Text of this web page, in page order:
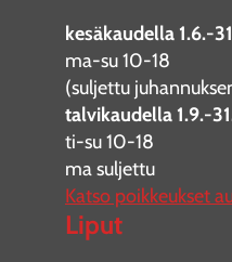
kesäkaudella 1.6.-
ma-su 10-18
(suljettu
talvikaudella 1.9.-
ti-su 10-18
ma suljettu
Katso poikkeukset
Liput